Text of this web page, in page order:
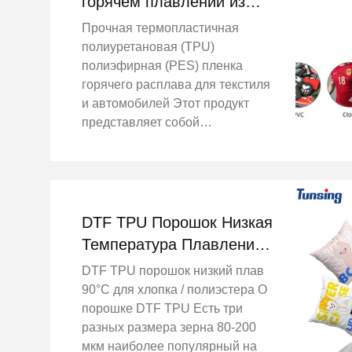
ТПУ PES для текстиля и
автомобильной
промышленности
Прочная термопластичная
полиуретановая (TPU)
полиэфирная (PES) пленка
горячего расплава для текстиля
и автомобилей Этот продукт
представляет собой
может многократно нагреваться
и пластифицироваться. Этот к...
DTF TPU Порошок Низкая
Температура Плавления
90°C для Хлопка/
Полиэстера |
Сертификация OEKO-TEX
DTF TPU порошок низкий плав
90°C для хлопка / полиэстера О
порошке DTF TPU Есть три
разных размера зерна 80-200
мкм наиболее популярный на